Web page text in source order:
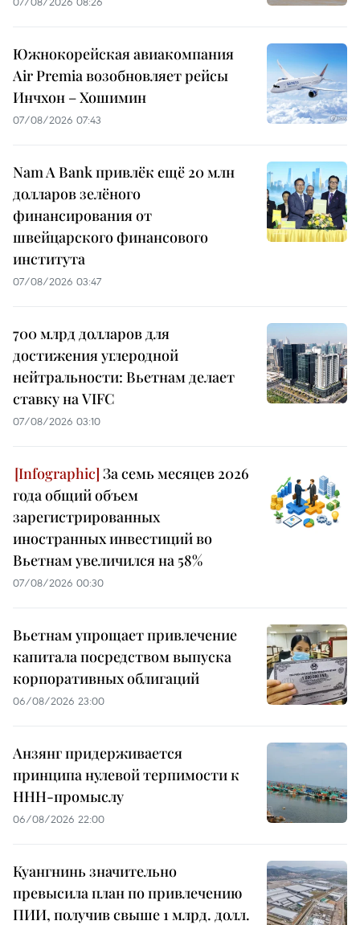
Южнокорейская авиакомпания
Air Premia возобновляет рейсы
Инчхон – Хошимин
07/08/2026 07:43
Nam A Bank привлёк ещё 20 млн
долларов зелёного
финансирования от
швейцарского финансового
института
07/08/2026 03:47
700 млрд долларов для
достижения углеродной
нейтральности: Вьетнам делает
ставку на VIFC
07/08/2026 03:10
За семь месяцев 2026
года общий объем
зарегистрированных
иностранных инвестиций во
Вьетнам увеличился на 58%
07/08/2026 00:30
Вьетнам упрощает привлечение
капитала посредством выпуска
корпоративных облигаций
06/08/2026 23:00
Анзянг придерживается
принципа нулевой терпимости к
ННН-промыслу
06/08/2026 22:00
Куангнинь значительно
превысила план по привлечению
ПИИ, получив свыше 1 млрд. долл.